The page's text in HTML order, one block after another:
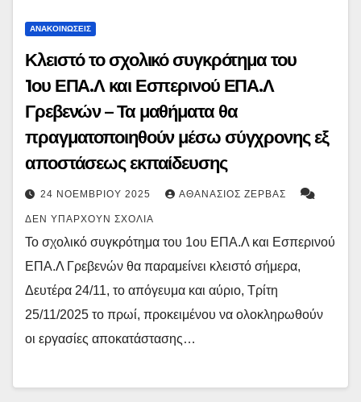
ΑΝΑΚΟΙΝΏΣΕΙΣ
Κλειστό το σχολικό συγκρότημα του
1ου ΕΠΑ.Λ και Εσπερινού ΕΠΑ.Λ
Γρεβενών – Τα μαθήματα θα
πραγματοποιηθούν μέσω σύγχρονης εξ
αποστάσεως εκπαίδευσης
24 ΝΟΕΜΒΡΊΟΥ 2025 ΑΘΑΝΆΣΙΟΣ ΖΈΡΒΑΣ
ΔΕΝ ΥΠΆΡΧΟΥΝ ΣΧΌΛΙΑ
Το σχολικό συγκρότημα του 1ου ΕΠΑ.Λ και Εσπερινού
ΕΠΑ.Λ Γρεβενών θα παραμείνει κλειστό σήμερα,
Δευτέρα 24/11, το απόγευμα και αύριο, Τρίτη
25/11/2025 το πρωί, προκειμένου να ολοκληρωθούν
οι εργασίες αποκατάστασης…